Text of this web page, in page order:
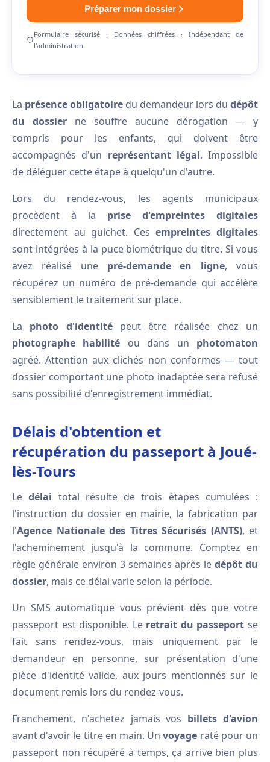
Préparer mon dossier
Formulaire sécurisé · Données chiffrées · Indépendant de
l'administration
La présence obligatoire du demandeur lors du dépôt
du dossier ne souffre aucune dérogation — y
compris pour les enfants, qui doivent être
accompagnés d'un représentant légal. Impossible
de déléguer cette étape à quelqu'un d'autre.
Lors du rendez-vous, les agents municipaux
procèdent à la prise d'empreintes digitales
directement au guichet. Cesempreintes digitales
sont intégrées à la puce biométrique du titre. Si vous
avez réalisé une pré-demande en ligne, vous
récupérez un numéro de pré-demande qui accélère
sensiblement le traitement sur place.
La photo d'identitépeut être réalisée chez un
photographe habilité ou dans un photomaton
agréé. Attention aux clichés non conformes — tout
dossier comportant une photo inadaptée sera refusé
sans possibilité d'enregistrement immédiat.
Délais d'obtention et
récupération du passeport à Joué-
lès-Tours
Ledélai total résulte de trois étapes cumulées :
l'instruction du dossier en mairie, la fabrication par
l'Agence Nationale des Titres Sécurisés (ANTS), et
l'acheminement jusqu'à la commune. Comptez en
règle générale environ 3 semaines après le dépôt du
dossier, mais ce délai varie selon la période.
Un SMS automatique vous prévient dès que votre
passeport est disponible. Le retrait du passeport se
fait sans rendez-vous, mais uniquement par le
demandeur en personne, sur présentation d'une
pièce d'identité valide, aux jours mentionnés sur le
document remis lors du rendez-vous.
Franchement, n'achetez jamais vos billets d'avion
avant d'avoir le titre en main. Unvoyage raté pour un
passeport non récupéré à temps, ça arrive bien plus